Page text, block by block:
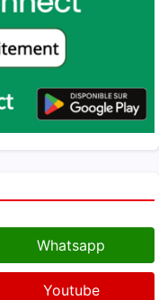
Whatsapp
Youtube